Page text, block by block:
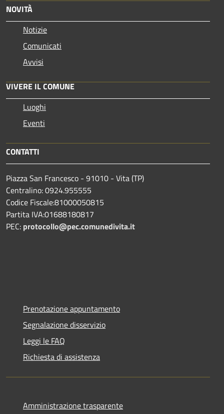
NOVITÀ
Notizie
Comunicati
Avvisi
VIVERE IL COMUNE
Luoghi
Eventi
CONTATTI
Piazza San Francesco - 91010 - Vita (TP)
Centralino: 0924.955555
Codice Fiscale:81000050815
Partita IVA:01688180817
PEC: protocollo@pec.comunedivita.it
Prenotazione appuntamento
Segnalazione disservizio
Leggi le FAQ
Richiesta di assistenza
Amministrazione trasparente